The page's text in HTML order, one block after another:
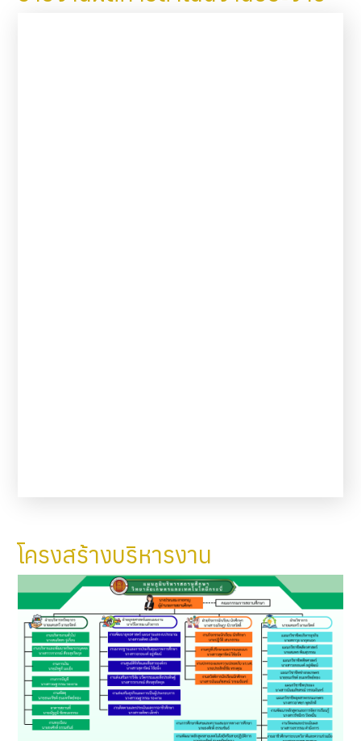
โครงสร้างบริหารงาน